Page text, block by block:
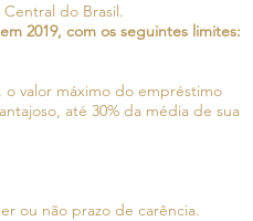
do Brasil.
2019, com os seguintes limites:
valor máximo do empréstimo
até 30% da média de sua
ou não prazo de carência.